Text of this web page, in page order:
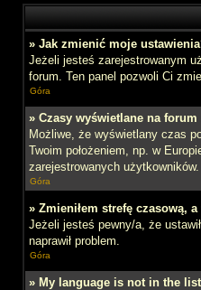
» Jak zmienić moje
Jeżeli jesteś zarejestrowanym
forum. Ten panel pozwoli Ci
Góra
» Czasy wyświetlane na forum
Możliwe, że wyświetlany czas
Twoim położeniem, np. w
zarejestrowanych
Góra
» Zmieniłem strefę czasową,
Jeżeli jesteś pewny/a, że
naprawił problem.
Góra
» My language is not in the